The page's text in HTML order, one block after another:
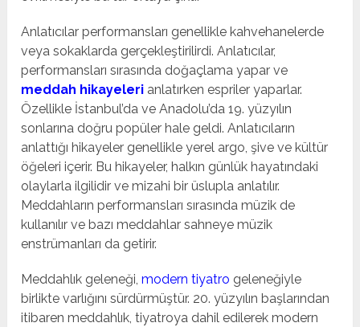
Anlatıcılar performansları genellikle kahvehanelerde
veya sokaklarda gerçekleştirilirdi. Anlatıcılar,
performansları sırasında doğaçlama yapar ve
meddah hikayeleri anlatırken espriler yaparlar.
Özellikle İstanbul’da ve Anadolu’da 19. yüzyılın
sonlarına doğru popüler hale geldi. Anlatıcıların
anlattığı hikayeler genellikle yerel argo, şive ve kültür
öğeleri içerir. Bu hikayeler, halkın günlük hayatındaki
olaylarla ilgilidir ve mizahi bir üslupla anlatılır.
Meddahların performansları sırasında müzik de
kullanılır ve bazı meddahlar sahneye müzik
enstrümanları da getirir.
Meddahlık geleneği,modern tiyatro geleneğiyle
birlikte varlığını sürdürmüştür. 20. yüzyılın başlarından
itibaren meddahlık, tiyatroya dahil edilerek modern